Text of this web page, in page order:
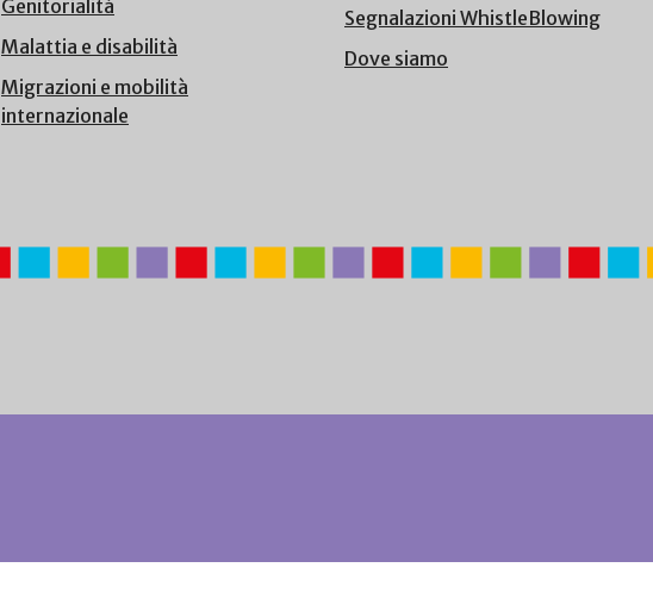
Genitorialità
Malattia e disabilità
Migrazioni e mobilità
internazionale
Segnalazioni WhistleBlowing
Dove siamo